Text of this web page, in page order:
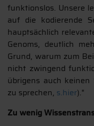
funktionslos. Unsere
auf die kodierende
hauptsächlich
Genoms, deutlich
Grund, warum zum
nicht zwingend
übrigens auch keinen
zu sprechen, s.hier)."
Zu wenig